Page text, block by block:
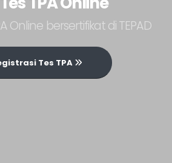
Online bersertifikat di TEPAD
Tes TPA